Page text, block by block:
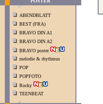
ABENDBLATT
BEST (FRA)
BRAVO DIN A1
BRAVO DIN A2
BRAVO poster
melodie & rhythmus
POP
POPFOTO
Rocky
TEENBEAT